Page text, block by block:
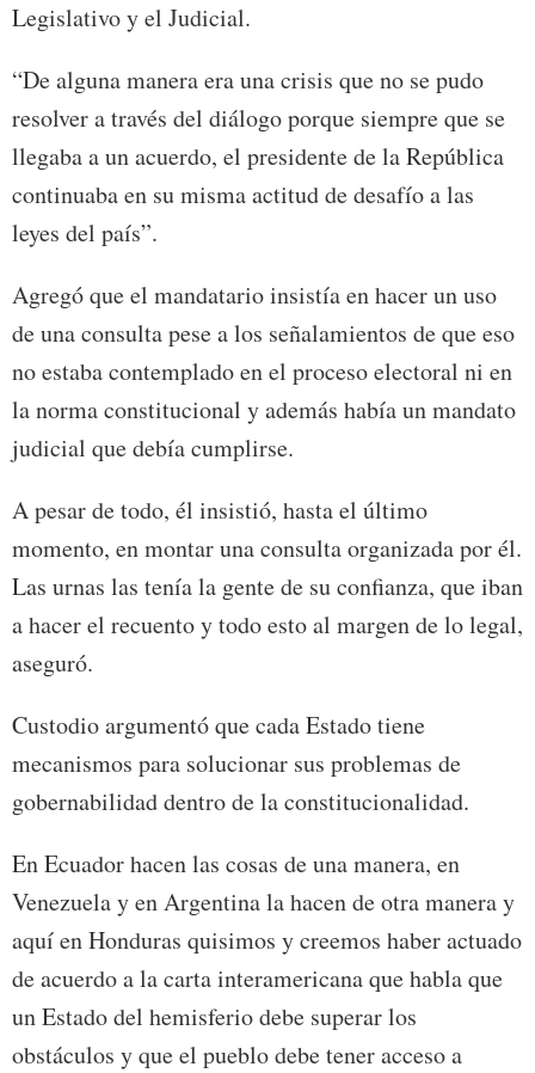
Legislativo y el Judicial.
“De alguna manera era una crisis que no se pudo
resolver a través del diálogo porque siempre que se
llegaba a un acuerdo, el presidente de la República
continuaba en su misma actitud de desafío a las
leyes del país”.
Agregó que el mandatario insistía en hacer un uso
de una consulta pese a los señalamientos de que eso
no estaba contemplado en el proceso electoral ni en
la norma constitucional y además había un mandato
judicial que debía cumplirse.
A pesar de todo, él insistió, hasta el último
momento, en montar una consulta organizada por él.
Las urnas las tenía la gente de su confianza, que iban
a hacer el recuento y todo esto al margen de lo legal,
aseguró.
Custodio argumentó que cada Estado tiene
mecanismos para solucionar sus problemas de
gobernabilidad dentro de la constitucionalidad.
En Ecuador hacen las cosas de una manera, en
Venezuela y en Argentina la hacen de otra manera y
aquí en Honduras quisimos y creemos haber actuado
de acuerdo a la carta interamericana que habla que
un Estado del hemisferio debe superar los
obstáculos y que el pueblo debe tener acceso a